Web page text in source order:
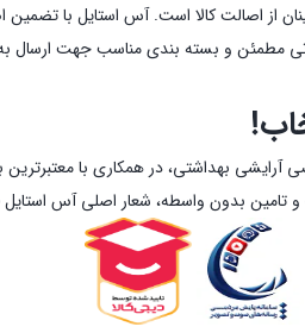
از اصالت کالا است. آس استایل با
مطمئن و بسته بندی مناسب جهت ارسال
آرایشی بهداشتی، در همکاری با
و تامین بدون واسطه، شعار اصلی آس